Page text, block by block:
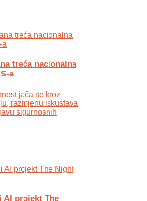
treća nacionalna
a
jača se kroz
razmjenu iskustava
sigurnosnih
AI projekt The